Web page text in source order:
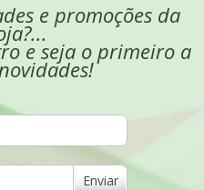
e promoções da
e seja o primeiro a
Enviar